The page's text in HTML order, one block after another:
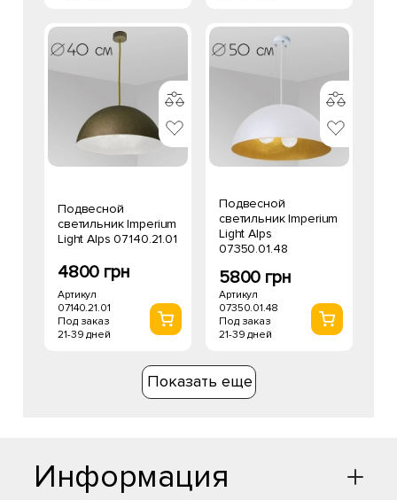
Подвесной
светильник Imperium
Light Alps 07140.21.01
4800 грн
Артикул
07140.21.01
Под заказ
21-39 дней
Подвесной
светильник Imperium
Light Alps
07350.01.48
5800 грн
Артикул
07350.01.48
Под заказ
21-39 дней
Показать еще
Информация